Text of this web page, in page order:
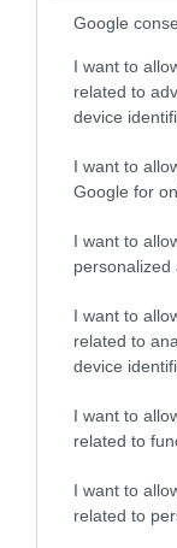
Google
I want to
related to
device
I want to
Google for
I want to
personalized
I want to
related to
device
I want to
related to
I want to
related to
(Szponzorált
Ne
bennünket